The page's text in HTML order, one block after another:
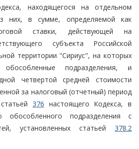
находящегося на отдельном
них, в сумме, определяемой как
ставки, действующей на
субъекта Российской
территории "Сириус", на которых
подразделения, и
четвертой средней стоимости
за налоговый (отчетный) период
376 настоящего Кодекса, в
обособленного подразделения с
установленных статьей 378.2